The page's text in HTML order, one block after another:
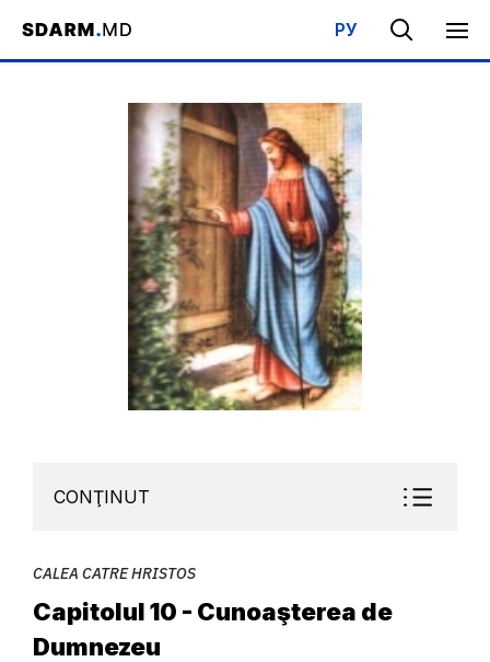
РУ
Acasa / Bibliotecă / Cărţi,compilaţii, broşure / Capitolul 10 -
CONŢINUT
CALEA CATRE HRISTOS
Capitolul 10 - Cunoaşterea de
Dumnezeu